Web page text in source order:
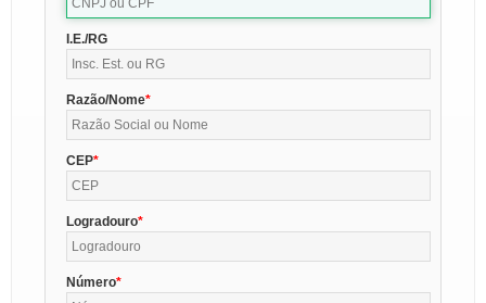
I.E./RG
Razão/Nome
CEP
Logradouro
Número